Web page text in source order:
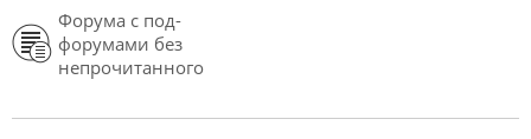
Форума с под-
форумами без
непрочитанного